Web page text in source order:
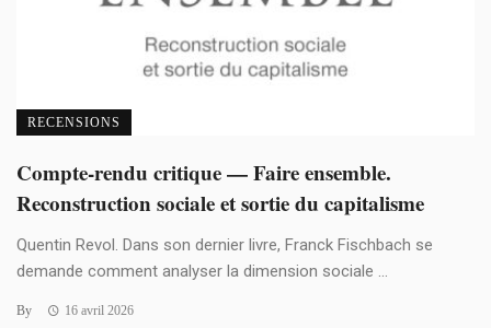
RECENSIONS
Compte-rendu critique — Faire ensemble.
Reconstruction sociale et sortie du capitalisme
Quentin Revol. Dans son dernier livre, Franck Fischbach se
demande comment analyser la dimension sociale ...
By 16 avril 2026